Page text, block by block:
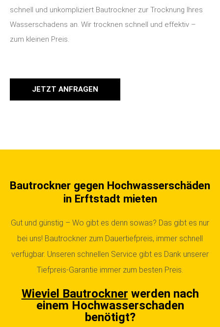
schnell und unkompliziert Bautrockner zur Trocknung Ihres
Wasserschadens an. Wir trocknen schnell und effektiv –
zum kleinen Preis.
JETZT ANFRAGEN
Bautrockner gegen Hochwasserschäden
in Erftstadt mieten
Gut und günstig – Wo gibt es denn sowas? Das gibt es nur
bei uns! Bautrockner zum Dauertiefpreis, immer schnell
verfügbar. Unseren schnellen Service gibt es Dank unserer
Tiefpreis-Garantie immer zum besten Preis.
Wieviel Bautrockner werden nach
einem Hochwasserschaden
benötigt?